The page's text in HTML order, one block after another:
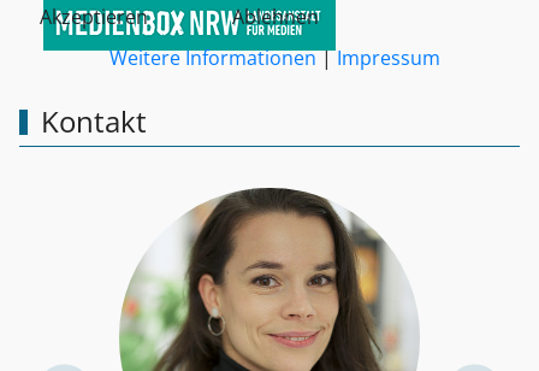
Kontakt
Akzeptieren
Ablehnen
Weitere Informationen|Impressum